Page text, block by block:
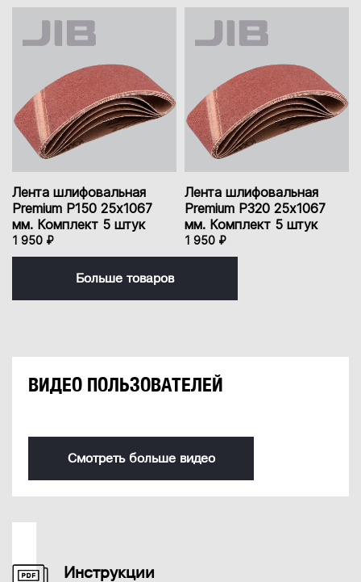
Лента шлифовальная
Premium P150 25х1067
мм. Комплект 5 штук
1 950 ₽
Лента шлифовальная
Premium P320 25х1067
мм. Комплект 5 штук
1 950 ₽
Больше товаров
ВИДЕО ПОЛЬЗОВАТЕЛЕЙ
Смотреть больше видео
Инструкции